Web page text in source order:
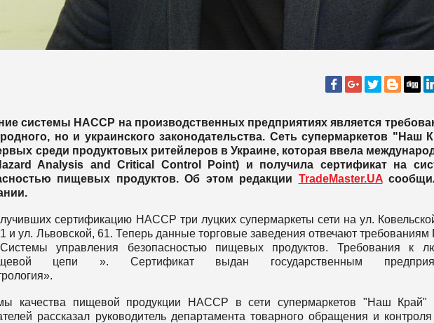
системы НАССР на производственных предприятиях является
но и украинского законодательства. Сеть супермаркетов "Наш
среди продуктовых ритейлеров в Украине, которая ввела
Analysis and Critical Control Point) и получила сертификат на
пищевых продуктов. Об этом редакции TradeMaster.UA
сертификацию HACCP три луцких супермаркеты сети на ул.
и ул. Львовской, 61. Теперь данные торговые заведения отвечают требованиям
управления безопасностью пищевых продуктов. Требования к
цепи ». Сертификат выдан государственным
качества пищевой продукции НАССР в сети супермаркетов "Наш
рассказал руководитель департамента товарного обращения и контроля